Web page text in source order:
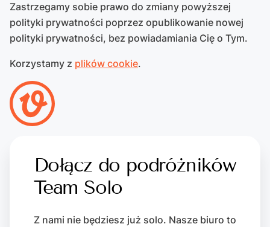
Zastrzegamy sobie prawo do zmiany powyższej
polityki prywatności poprzez opublikowanie nowej
polityki prywatności, bez powiadamiania Cię o Tym.
Korzystamy z plików cookie.
Dołącz do podróżników
Team Solo
Z nami nie będziesz już solo. Nasze biuro to